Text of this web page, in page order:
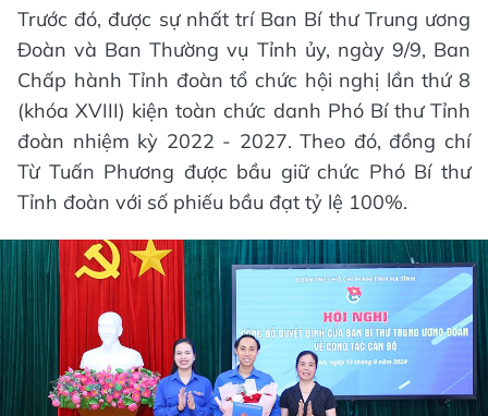
Trước đó, được sự nhất trí Ban Bí thư Trung ương
Đoàn và Ban Thường vụ Tỉnh ủy, ngày 9/9, Ban
Chấp hành Tỉnh đoàn tổ chức hội nghị lần thứ 8
(khóa XVIII) kiện toàn chức danh Phó Bí thư Tỉnh
đoàn nhiệm kỳ 2022 - 2027. Theo đó, đồng chí
Từ Tuấn Phương được bầu giữ chức Phó Bí thư
Tỉnh đoàn với số phiếu bầu đạt tỷ lệ 100%.